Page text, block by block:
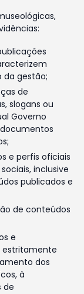
da gestão;
de
slogans ou
Governo
e perfis oficiais
inclusive
publicados e
de conteúdos
e
estritamente
dos
à
de